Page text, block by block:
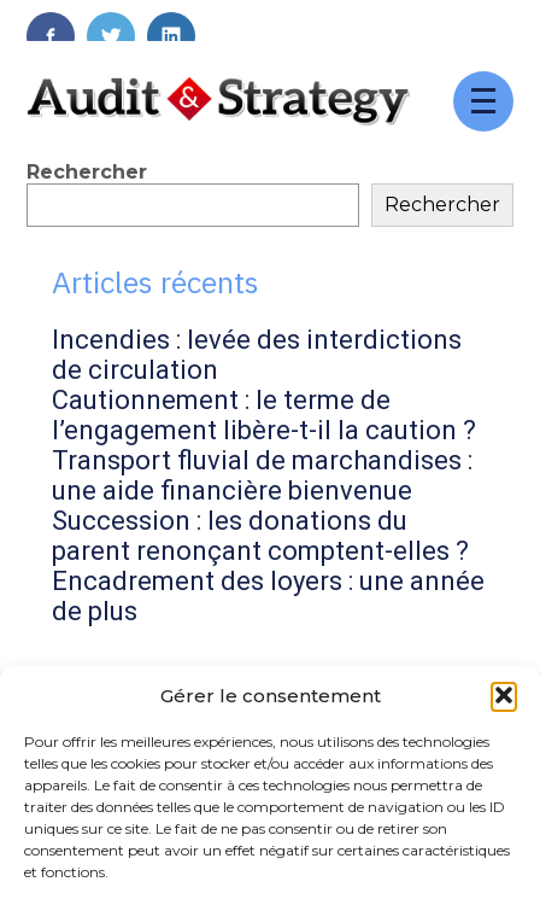
Gérer le consentement
Pour offrir les meilleures expériences, nous utilisons des technologies
telles que les cookies pour stocker et/ou accéder aux informations des
appareils. Le fait de consentir à ces technologies nous permettra de
traiter des données telles que le comportement de navigation ou les ID
uniques sur ce site. Le fait de ne pas consentir ou de retirer son
consentement peut avoir un effet négatif sur certaines caractéristiques
et fonctions.
Aller
Blog
sidebar
Rechercher
Rechercher
Articles récents
Incendies : levée des interdictions
de circulation
Cautionnement : le terme de
l’engagement libère-t-il la caution ?
Transport fluvial de marchandises :
une aide financière bienvenue
Succession : les donations du
parent renonçant comptent-elles ?
Encadrement des loyers : une année
de plus
Commentaires récents
Aucun commentaire à afficher.